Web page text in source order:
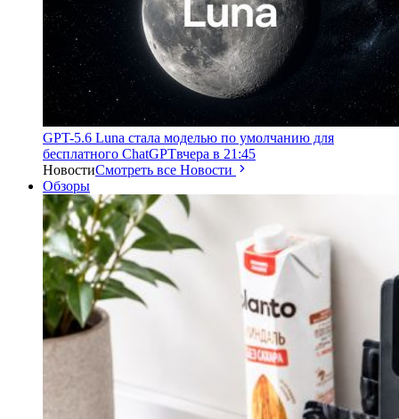
GPT-5.6 Luna стала моделью по умолчанию для
бесплатного ChatGPTвчера в 21:45
НовостиСмотреть все Новости
Обзоры